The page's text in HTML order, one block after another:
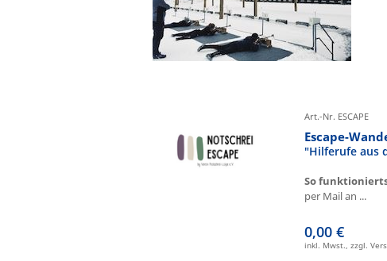
Art.-Nr. ESCAPE
Escape-
"Hilferufe aus
So
per Mail an ...
0,00 €
inkl. Mwst., zzgl.